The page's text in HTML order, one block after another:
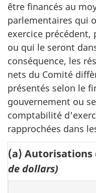
être financés au
parlementaires qui
exercice précédent,
ou qui le seront
conséquence, les
nets du Comité
présentés selon le
gouvernement ou
comptabilité
rapprochées dans
(a) Autorisations
de dollars)